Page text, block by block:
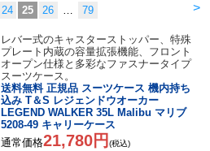
>
24 25 26 … 79
レバー式のキャスターストッパー、特殊
プレート内蔵の容量拡張機能、フロント
オープン仕様と多彩なファスナータイプ
スーツケース。
送料無料 正規品 スーツケース 機内持ち
込み T＆S レジェンドウオーカー
LEGEND WALKER 35L Malibu マリブ
5208-49 キャリーケース
通常価格21,780円 (税込)